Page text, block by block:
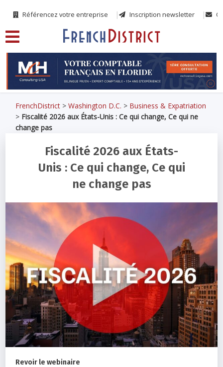
Référencez votre entreprise Inscription newsletter
FrenchDistrict >Washington D.C. > Business & Expatriation
> Fiscalité 2026 aux États-Unis : Ce qui change, Ce qui ne
change pas
Fiscalité 2026 aux États-
Unis : Ce qui change, Ce qui
ne change pas
Revoir le webinaire